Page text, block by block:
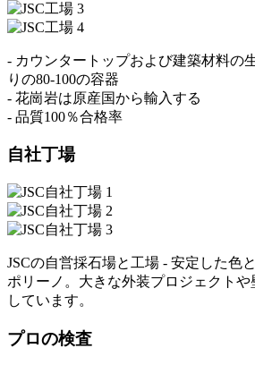
- カウンタートップおよび建築材料の
りの80-100の容器
- 花崗岩は原産国から輸入する
- 品質100％合格率
自社丁場
JSCの自営採石場と工場 - 安定した色
ポリーノ。大きな外装プロジェクト
しています。
プロの検査